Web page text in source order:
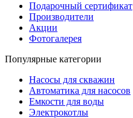
Подарочный сертификат
Производители
Акции
Фотогалерея
Популярные категории
Насосы для скважин
Автоматика для насосов
Емкости для воды
Электрокотлы